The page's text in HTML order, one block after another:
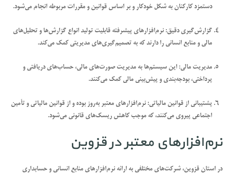
دستمزد کارکنان به شکل خودکار و بر اساس قوانین و مقررات مربوطه انجام می‌شود.
گزارش‌گیری دقیق: نرم‌افزارهای پیشرفته قابلیت تولید انواع گزارش‌ها و تحلیل‌های
مالی و منابع انسانی را دارند که به تصمیم‌گیری‌های مدیریتی کمک می‌کند.
مدیریت مالی: این سیستم‌ها به مدیریت صورت‌های مالی، حساب‌های دریافتی و
پرداختی، بودجه‌بندی و پیش‌بینی مالی کمک می‌کنند.
پشتیبانی از قوانین مالیاتی: نرم‌افزارهای معتبر به‌روز بوده و از قوانین مالیاتی و تأمین
اجتماعی پیروی می‌کنند، که موجب کاهش ریسک‌های قانونی می‌شود.
نرم‌افزارهای معتبر در قزوین
در استان قزوین، شرکت‌های مختلفی به ارائه نرم‌افزارهای منابع انسانی و حسابداری